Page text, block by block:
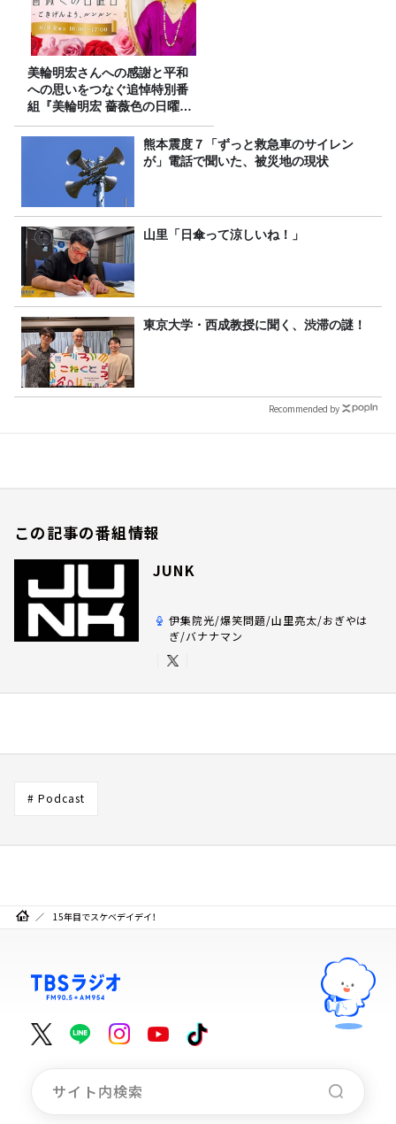
美輪明宏さんへの感謝と平和
への思いをつなぐ追悼特別番
組『美輪明宏 薔薇色の日曜日
～ごきげんよう、ルンルン
～』8/9（日）16時放送熊本震度７「ずっと救急車のサイレン
が」電話で聞いた、被災地の現状
山里「日傘って涼しいね！」
東京大学・西成教授に聞く、渋滞の謎！
Recommended by
この記事の番組情報
JUNK
伊集院光/爆笑問題/山里亮太/おぎやは
ぎ/バナナマン
# Podcast
15年目でスケベデイデイ！